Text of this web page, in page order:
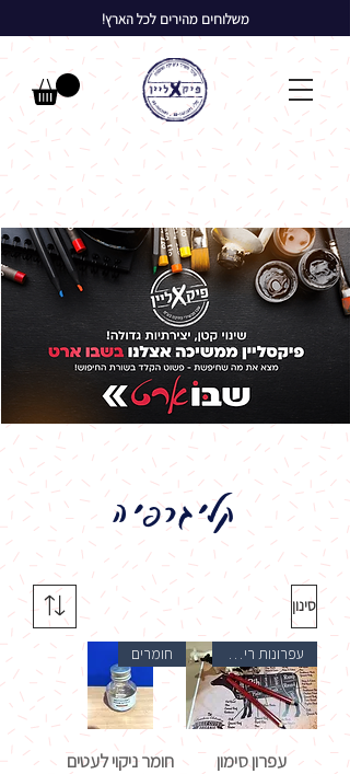
משלוחים מהירים לכל הארץ!
קליגרפיה
סינון
עפרונות רישום
עפרון סימון
חומרים
חומר ניקוי לעטים